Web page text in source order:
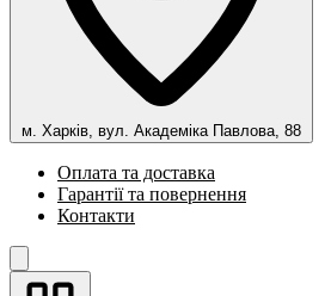
м. Харків, вул. Академіка Павлова, 88
Оплата та доставка
Гарантії та повернення
Контакти